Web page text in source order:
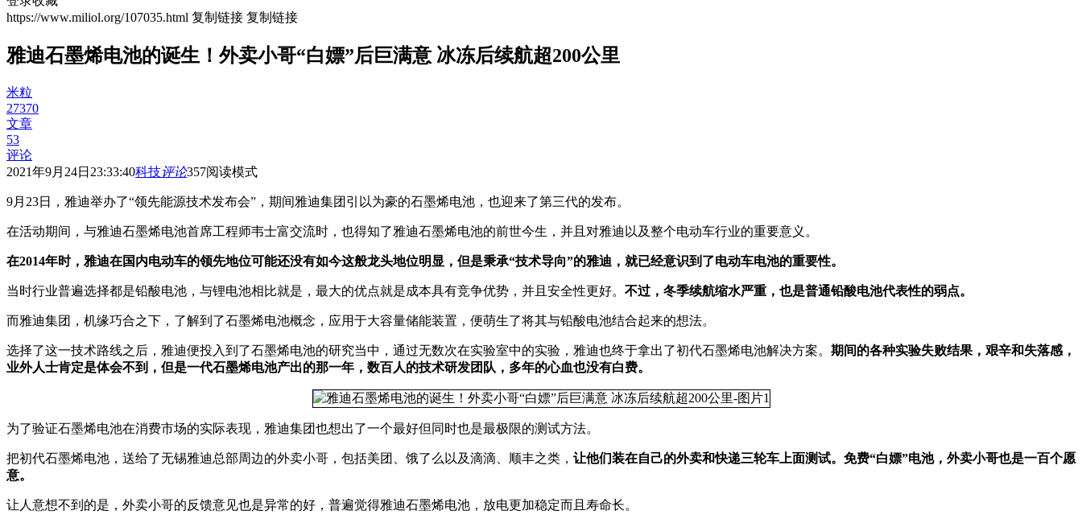
https://www.miliol.org/107035.html 复制链接 复制链接
雅迪石墨烯电池的诞生！外卖小哥“白嫖”后巨满意 冰冻后续航超200公里
米粒
27370
文章
53
评论
2021年9月24日23:33:40科技评论357阅读模式
9月23日，雅迪举办了“领先能源技术发布会”，期间雅迪集团引以为豪的石墨烯电池，也迎来了第三代的发布。
在活动期间，与雅迪石墨烯电池首席工程师韦士富交流时，也得知了雅迪石墨烯电池的前世今生，并且对雅迪以及整个电动车行业的重要意义。
在2014年时，雅迪在国内电动车的领先地位可能还没有如今这般龙头地位明显，但是秉承“技术导向”的雅迪，就已经意识到了电动车电池的重要性。
当时行业普遍选择都是铅酸电池，与锂电池相比就是，最大的优点就是成本具有竞争优势，并且安全性更好。 不过，冬季续航缩水严重，也是普通铅酸电池代表性的弱点。
而雅迪集团，机缘巧合之下，了解到了石墨烯电池概念，应用于大容量储能装置，便萌生了将其与铅酸电池结合起来的想法。
选择了这一技术路线之后，雅迪便投入到了石墨烯电池的研究当中，通过无数次在实验室中的实验，雅迪也终于拿出了初代石墨烯电池解决方案。 期间的各种实验失败结果，艰辛和失落感，
业外人士肯定是体会不到，但是一代石墨烯电池产出的那一年，数百人的技术研发团队，多年的心血也没有白费。
为了验证石墨烯电池在消费市场的实际表现，雅迪集团也想出了一个最好但同时也是最极限的测试方法。
把初代石墨烯电池，送给了无锡雅迪总部周边的外卖小哥，包括美团、饿了么以及滴滴、顺丰之类， 让他们装在自己的外卖和快递三轮车上面测试。免费“白嫖”电池，外卖小哥也是一百个愿
意。
让人意想不到的是，外卖小哥的反馈意见也是异常的好，普遍觉得雅迪石墨烯电池，放电更加稳定而且寿命长。